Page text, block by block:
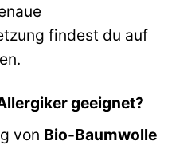
findest du auf
geeignet?
von Bio-Baumwolle